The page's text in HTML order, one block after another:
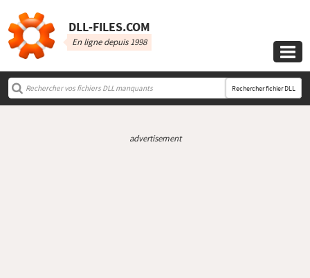
DLL‑FILES.COM
En ligne depuis 1998

Rechercher fichier DLL
advertisement